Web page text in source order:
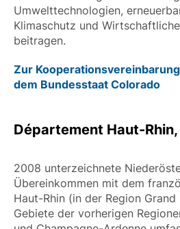
Umwelttechnologien,
Klimaschutz und
beitragen.
Zur
dem Bundesstaat Colorado
Département Haut-
2008 unterzeichnete
Übereinkommen mit dem
Haut-Rhin (in der Region
Gebiete der vorherigen